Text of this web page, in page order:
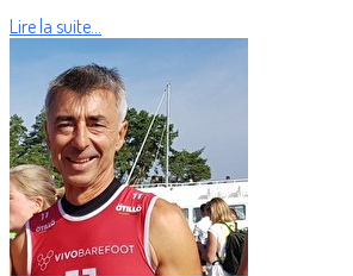
Lire la suite...